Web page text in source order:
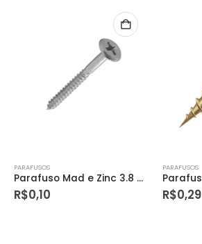
PARAFUSOS
Parafuso Philips 5,0×50
R$0,29
PARAFUSOS
R$0,98